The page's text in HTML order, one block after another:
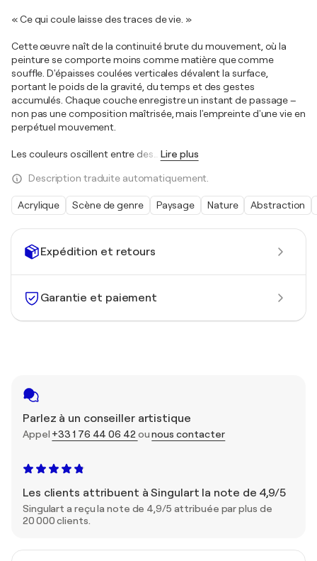
Expédition et retours
Garantie et paiement
Parlez à un conseiller artistique
Appel +33 1 76 44 06 42ounous contacter
Les clients attribuent à Singulart la note de 4,9/5
Singulart a reçu la note de 4,9/5 attribuée par plus de
20 000 clients.
« Ce qui coule laisse des traces de vie. »
Cette œuvre naît de la continuité brute du mouvement, où la
peinture se comporte moins comme matière que comme
souffle. D'épaisses coulées verticales dévalent la surface,
portant le poids de la gravité, du temps et des gestes
accumulés. Chaque couche enregistre un instant de passage –
non pas une composition maîtrisée, mais l'empreinte d'une vie en
perpétuel mouvement.
Les couleurs oscillent entre des… Lire plus
Description traduite automatiquement.
Acrylique Scène de genre Paysage Nature Abstraction